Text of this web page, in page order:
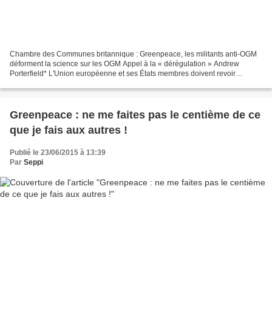
Chambre des Communes britannique : Greenpeace, les militants anti-OGM
déforment la science sur les OGM Appel à la « dérégulation » Andrew
Porterfield* L'Union européenne et ses États membres doivent revoir
Greenpeace : ne me faites pas le centième de ce
que je fais aux autres !
Publié le 23/06/2015 à 13:39
Par Seppi